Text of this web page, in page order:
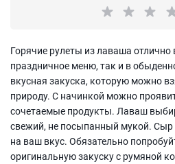
Горячие рулеты из лаваша отлично
праздничное меню, так и в
вкусная закуска, которую можно
природу. С начинкой можно
сочетаемые продукты. Лаваш
свежий, не посыпанный мукой.
на ваш вкус. Обязательно
оригинальную закуску с румяной